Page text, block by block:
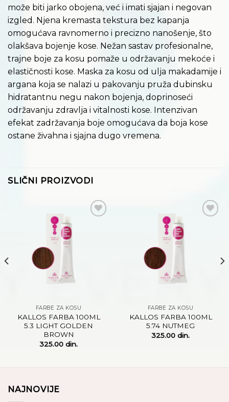
može biti jarko obojena, već i imati sjajan i negovan
izgled. Njena kremasta tekstura bez kapanja
omogućava ravnomerno i precizno nanošenje, što
olakšava bojenje kose. Nežan sastav profesionalne,
trajne boje za kosu pomaže u održavanju mekoće i
elastičnosti kose. Maska za kosu od ulja makadamije i
argana koja se nalazi u pakovanju pruža dubinsku
hidratantnu negu nakon bojenja, doprinoseći
održavanju zdravlja i vitalnosti kose. Intenzivan
efekat zadržavanja boje omogućava da boja kose
ostane živahna i sjajna dugo vremena.
SLIČNI PROIZVODI
FARBE ZA KOSU
KALLOS FARBA 100ML
5.3 LIGHT GOLDEN
BROWN
325.00 din.
FARBE ZA KOSU
KALLOS FARBA 100ML
5.74 NUTMEG
325.00 din.
NAJNOVIJE